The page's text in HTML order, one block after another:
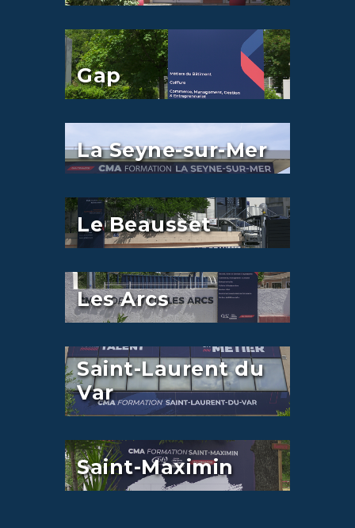
Gap
La Seyne-sur-Mer
Le Beausset
Les Arcs
Saint-Laurent du
Var
Saint-Maximin